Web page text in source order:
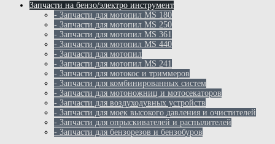
Запчасти на бензо/электро инструмент
- Запчасти для мотопил MS 180
- Запчасти для мотопил MS 250
- Запчасти для мотопил MS 361
- Запчасти для мотопил MS 440
- Запчасти для мотопил
- Запчасти для мотопил MS 241
- Запчасти для мотокос и триммеров
- Запчасти для комбинированных систем
- Запчасти для мотоножниц и мотосекаторов
- Запчасти для воздуходувных устройств
- Запчасти для моек высокого давления и очистителей
- Запчасти для опрыскивателей и распылителей
- Запчасти для бензорезов и бензобуров